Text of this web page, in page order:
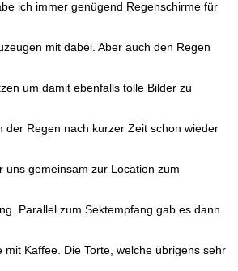
ich immer genügend Regenschirme für
mit dabei. Aber auch den Regen
um damit ebenfalls tolle Bilder zu
der Regen nach kurzer Zeit schon wieder
uns gemeinsam zur Location zum
Parallel zum Sektempfang gab es dann
mit Kaffee. Die Torte, welche übrigens sehr